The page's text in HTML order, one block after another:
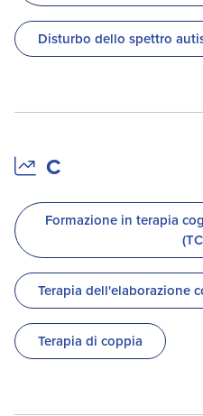
Disturbo dello spettro
C
Formazione in terapia
Terapia dell'elaborazione
Terapia di coppia